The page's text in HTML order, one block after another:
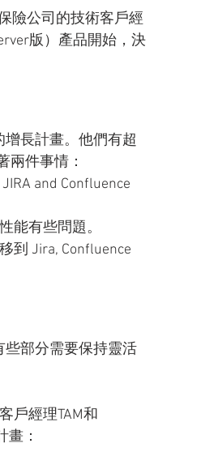
險公司的技術客戶經
版）產品開始，決
長計畫。他們有超
兩件事情：
and Confluence
能有些問題。
到 Jira, Confluence
些部分需要保持靈活
戶經理TAM和
：